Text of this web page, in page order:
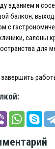
зданием и
балкон,
с
салоны
для